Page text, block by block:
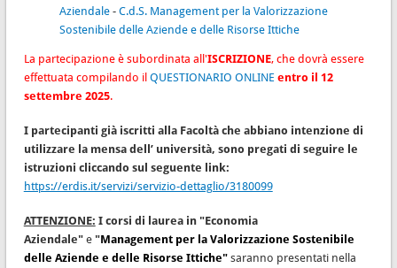
Aziendale- C.d.S. Management per la Valorizzazione
Sostenibile delle Aziende e delle Risorse Ittiche
La partecipazione è subordinata all'ISCRIZIONE, che dovrà essere
effettuata compilando il QUESTIONARIO ONLINE entro il 12
settembre 2025.
I partecipanti già iscritti alla Facoltà che abbiano intenzione di
utilizzare la mensa dell’ università, sono pregati di seguire le
istruzioni cliccando sul seguente link:
https://erdis.it/servizi/servizio-dettaglio/3180099
ATTENZIONE: I corsi di laurea in "Economia
Aziendale" e"Management per la Valorizzazione Sostenibile
delle Aziende e delle Risorse Ittiche" saranno presentati nella